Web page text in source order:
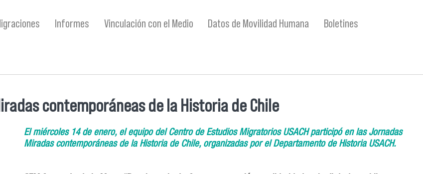
Informes Vinculación con el Medio Datos de Movilidad Humana Boletines
contemporáneas de la Historia de Chile
El miércoles 14 de enero, el equipo del Centro de Estudios Migratorios USACH participó en las Jornadas
Miradas contemporáneas de la Historia de Chile, organizadas por el Departamento de Historia USACH.